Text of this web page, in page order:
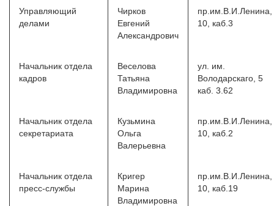
Управляющий
делами
Чирков
Евгений
Александрович
пр.им.В.И.Ленина,
10, каб.3
Начальник отдела
кадров
Веселова
Татьяна
Владимировна
ул. им.
Володарскаго, 5
каб. 3.62
Начальник отдела
секретариата
Кузьмина
Ольга
Валерьевна
пр.им.В.И.Ленина,
10, каб.2
Начальник отдела
пресс-службы
Кригер
Марина
Владимировна
пр.им.В.И.Ленина,
10, каб.19